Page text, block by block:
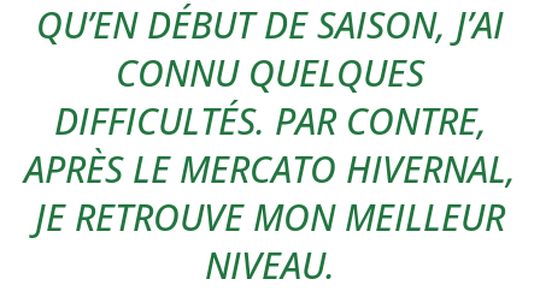
QU’EN DÉBUT DE SAISON, J’AI
CONNU QUELQUES
DIFFICULTÉS. PAR CONTRE,
APRÈS LE MERCATO HIVERNAL,
JE RETROUVE MON MEILLEUR
NIVEAU.